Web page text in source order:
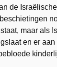
de
maar als
en er